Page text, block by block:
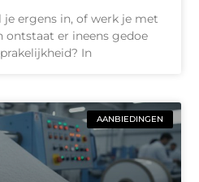
je ergens in, of werk je met
ontstaat er ineens gedoe
In
AANBIEDINGEN